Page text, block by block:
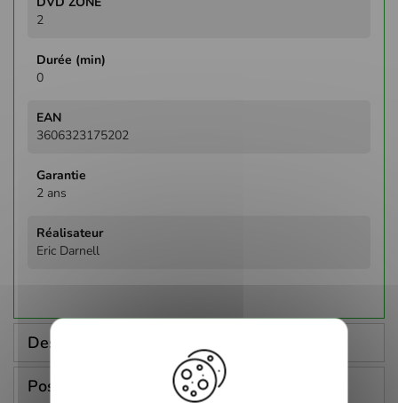
d'infos
2
0
3606323175202
2 ans
Eric Darnell
Description
Poser une question